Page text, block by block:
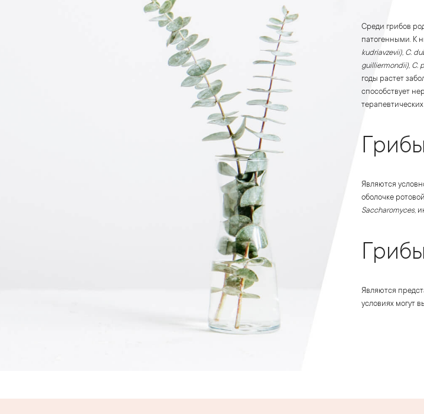
Среди грибов
патогенными. К
kudriavzevii), С.
guilliermondii), C.
годы растет
способствует
терапевтических
Являются
оболочке
Saccharomyces,
Являются
условиях могут